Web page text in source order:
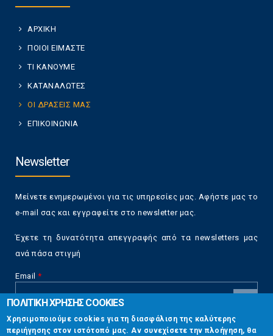
ΑΡΧΙΚΗ
ΠΟΙΟΙ ΕΙΜΑΣΤΕ
ΤΙ ΚΑΝΟΥΜΕ
ΚΑΤΑΝΑΛΩΤΕΣ
ΟΙ ΔΡΑΣΕΙΣ ΜΑΣ
ΕΠΙΚΟΙΝΩΝΙΑ
Newsletter
Μείνετε ενημερωμένοι για τις υπηρεσίες μας. Αφήστε μας το
e-mail σας και εγγραφείτε στο newsletter μας.
Έχετε τη δυνατότητα απεγγραφής από τα newsletters μας
ανά πάσα στιγμή
Email *
CAPTCHA
This
ΠΟΛΙΤΙΚΗ ΧΡΗΣΗΣ COOKIES
Χρησιμοποιούμε cookies για τη διασφάλιση της καλύτερης
περιήγησης στον ιστότοπό μας. Αν συνεχίσετε την πλοήγηση, θα